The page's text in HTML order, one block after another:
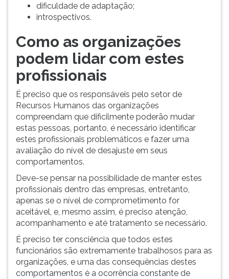
dificuldade de adaptação;
introspectivos.
Como as organizações
podem lidar com estes
profissionais
É preciso que os responsáveis pelo setor de
Recursos Humanos das organizações
compreendam que dificilmente poderão mudar
estas pessoas, portanto, é necessário identificar
estes profissionais problemáticos e fazer uma
avaliação do nível de desajuste em seus
comportamentos.
Deve-se pensar na possibilidade de manter estes
profissionais dentro das empresas, entretanto,
apenas se o nível de comprometimento for
aceitável, e, mesmo assim, é preciso atenção,
acompanhamento e até tratamento se necessário.
É preciso ter consciência que todos estes
funcionários são extremamente trabalhosos para as
organizações, e uma das consequências destes
comportamentos é a ocorrência constante de